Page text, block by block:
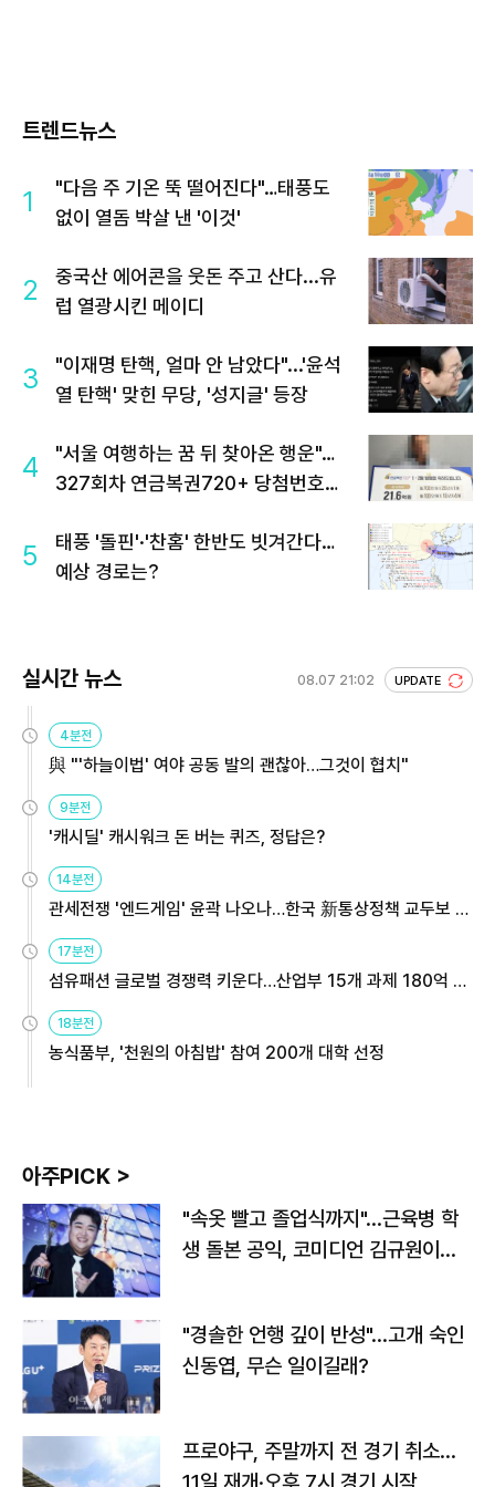
트렌드뉴스
1
"다음 주 기온 뚝 떨어진다"…태풍도
없이 열돔 박살 낸 '이것'
2
중국산 에어콘을 웃돈 주고 산다...유
럽 열광시킨 메이디
3
"이재명 탄핵, 얼마 안 남았다"...'윤석
열 탄핵' 맞힌 무당, '성지글' 등장
4
"서울 여행하는 꿈 뒤 찾아온 행운"…
327회차 연금복권720+ 당첨번호조
5
태풍 '돌핀'·'찬홈' 한반도 빗겨간다…
예상 경로는?
실시간 뉴스 08.07 21:02 UPDATE
4분전
與 "'하늘이법' 여야 공동 발의 괜찮아…그것이 협치"
9분전
'캐시딜' 캐시워크 돈 버는 퀴즈, 정답은?
14분전
관세전쟁 '엔드게임' 윤곽 나오나…한국 新통상정책 교두보 활
용해야
17분전
섬유패션 글로벌 경쟁력 키운다…산업부 15개 과제 180억 지
원
18분전
농식품부, '천원의 아침밥' 참여 200개 대학 선정
아주PICK >
"속옷 빨고 졸업식까지"…근육병 학
생 돌본 공익, 코미디언 김규원이었
"경솔한 언행 깊이 반성"…고개 숙인
신동엽, 무슨 일이길래?
프로야구, 주말까지 전 경기 취소…